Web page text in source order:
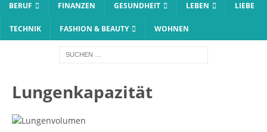
BERUF FINANZEN GESUNDHEIT LEBEN LIEBE
TECHNIK FASHION & BEAUTY WOHNEN
Lungenkapazität